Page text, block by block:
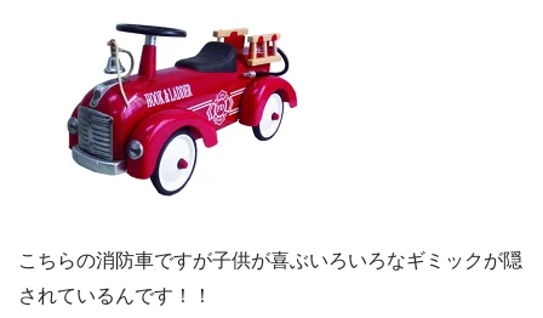
こちらの消防車ですが子供が喜ぶいろいろなギミックが隠
されているんです！！